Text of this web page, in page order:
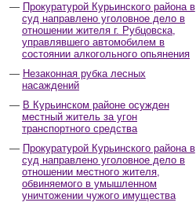
Прокуратурой Курьинского района в
суд направлено уголовное дело в
отношении жителя г. Рубцовска,
управлявшего автомобилем в
состоянии алкогольного опьянения
Незаконная рубка лесных
насаждений
В Курьинском районе осужден
местный житель за угон
транспортного средства
Прокуратурой Курьинского района в
суд направлено уголовное дело в
отношении местного жителя,
обвиняемого в умышленном
уничтожении чужого имущества